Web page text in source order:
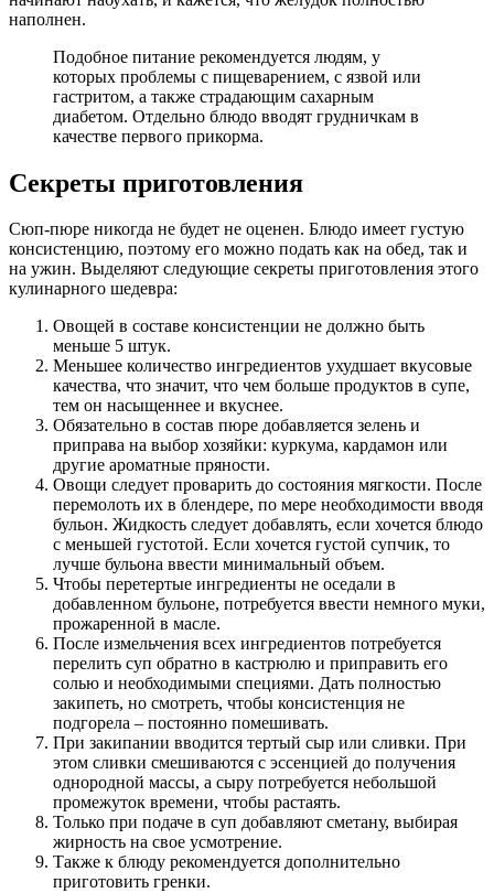
наполнен.
Подобное питание рекомендуется людям, у
которых проблемы с пищеварением, с язвой или
гастритом, а также страдающим сахарным
диабетом. Отдельно блюдо вводят грудничкам в
качестве первого прикорма.
Секреты приготовления
Сюп-пюре никогда не будет не оценен. Блюдо имеет густую
консистенцию, поэтому его можно подать как на обед, так и
на ужин. Выделяют следующие секреты приготовления этого
кулинарного шедевра:
Овощей в составе консистенции не должно быть
меньше 5 штук.
Меньшее количество ингредиентов ухудшает вкусовые
качества, что значит, что чем больше продуктов в супе,
тем он насыщеннее и вкуснее.
Обязательно в состав пюре добавляется зелень и
приправа на выбор хозяйки: куркума, кардамон или
другие ароматные пряности.
Овощи следует проварить до состояния мягкости. После
перемолоть их в блендере, по мере необходимости вводя
бульон. Жидкость следует добавлять, если хочется блюдо
с меньшей густотой. Если хочется густой супчик, то
лучше бульона ввести минимальный объем.
Чтобы перетертые ингредиенты не оседали в
добавленном бульоне, потребуется ввести немного муки,
прожаренной в масле.
После измельчения всех ингредиентов потребуется
перелить суп обратно в кастрюлю и приправить его
солью и необходимыми специями. Дать полностью
закипеть, но смотреть, чтобы консистенция не
подгорела – постоянно помешивать.
При закипании вводится тертый сыр или сливки. При
этом сливки смешиваются с эссенцией до получения
однородной массы, а сыру потребуется небольшой
промежуток времени, чтобы растаять.
Только при подаче в суп добавляют сметану, выбирая
жирность на свое усмотрение.
Также к блюду рекомендуется дополнительно
приготовить гренки.